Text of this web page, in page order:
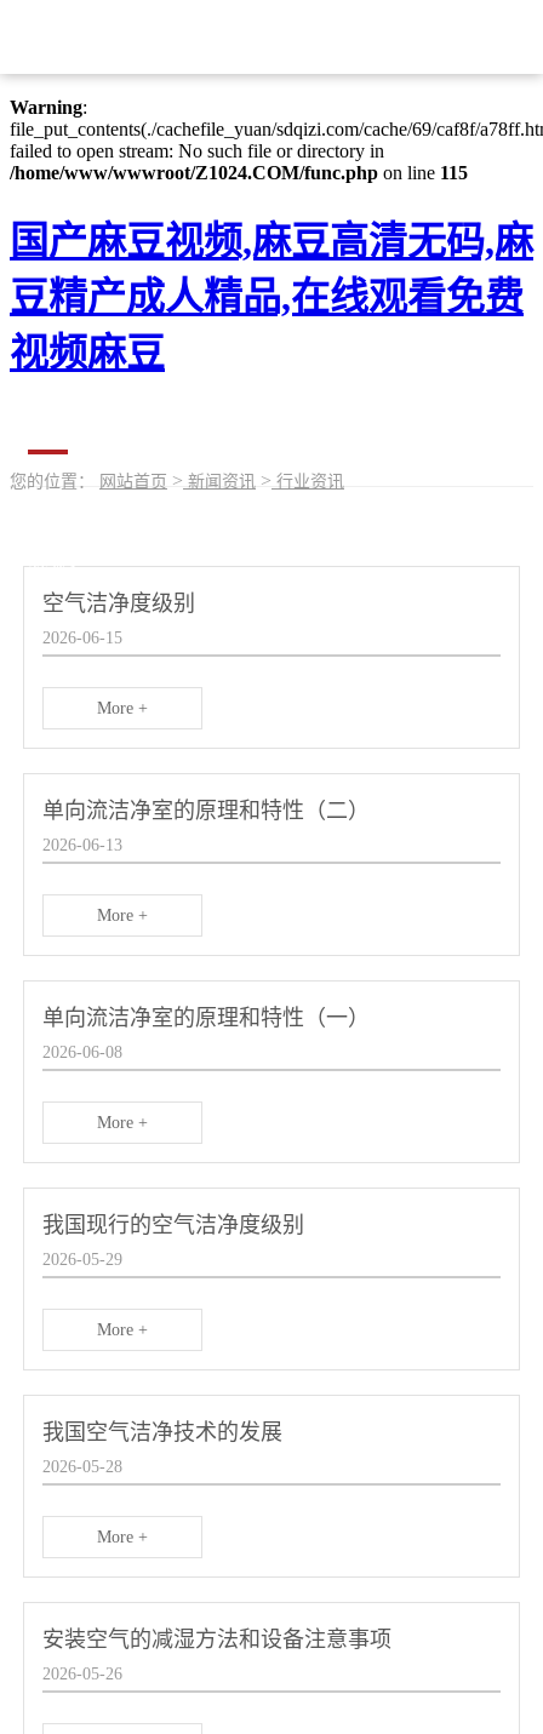
Warning:
file_put_contents(./cachefile_yuan/sdqizi.com/cache/69/caf8f/
failed to open stream: No such file or directory in
/home/www/wwwroot/Z1024.COM/func.php on line 115
国产麻豆视频,麻豆高清无码,麻
豆精产成人精品,在线观看免费
视频麻豆
NEWS
您的位置： 网站首页 > 新闻资讯 > 行业资讯
空气洁净度级别
2026-06-15
More +
单向流洁净室的原理和特性（二）
2026-06-13
More +
单向流洁净室的原理和特性（一）
2026-06-08
More +
我国现行的空气洁净度级别
2026-05-29
More +
我国空气洁净技术的发展
2026-05-28
More +
安装空气的减湿方法和设备注意事项
2026-05-26